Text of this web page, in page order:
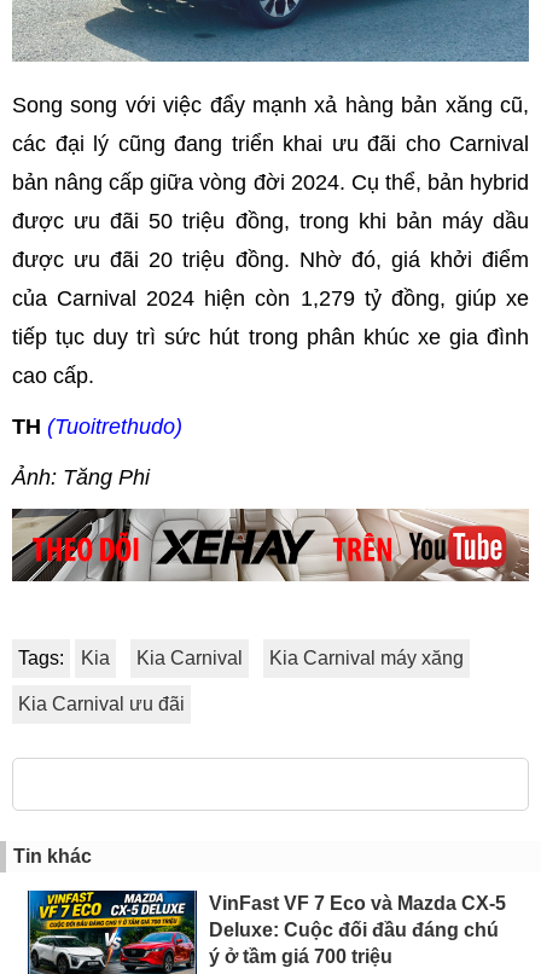
Song song với việc đẩy mạnh xả hàng bản xăng cũ,
các đại lý cũng đang triển khai ưu đãi cho Carnival
bản nâng cấp giữa vòng đời 2024. Cụ thể, bản hybrid
được ưu đãi 50 triệu đồng, trong khi bản máy dầu
được ưu đãi 20 triệu đồng. Nhờ đó, giá khởi điểm
của Carnival 2024 hiện còn 1,279 tỷ đồng, giúp xe
tiếp tục duy trì sức hút trong phân khúc xe gia đình
cao cấp.
TH (Tuoitrethudo)
Ảnh: Tăng Phi
Tags: Kia Kia Carnival Kia Carnival máy xăng
Kia Carnival ưu đãi
Tin khác
VinFast VF 7 Eco và Mazda CX-5
Deluxe: Cuộc đối đầu đáng chú
ý ở tầm giá 700 triệu